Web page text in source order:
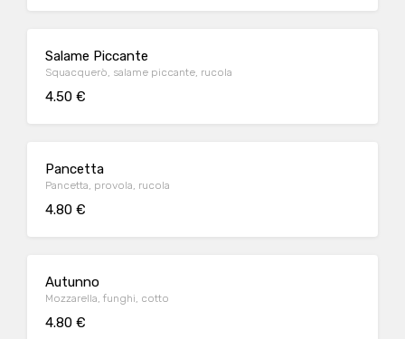
Salame Piccante
Squacquerò, salame piccante, rucola
4.50 €
Pancetta
Pancetta, provola, rucola
4.80 €
Autunno
Mozzarella, funghi, cotto
4.80 €